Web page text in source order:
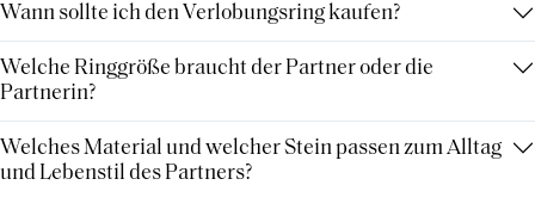
Wann sollte ich den Verlobungsring kaufen?
Welche Ringgröße braucht der Partner oder die
Partnerin?
Welches Material und welcher Stein passen zum Alltag
und Lebenstil des Partners?